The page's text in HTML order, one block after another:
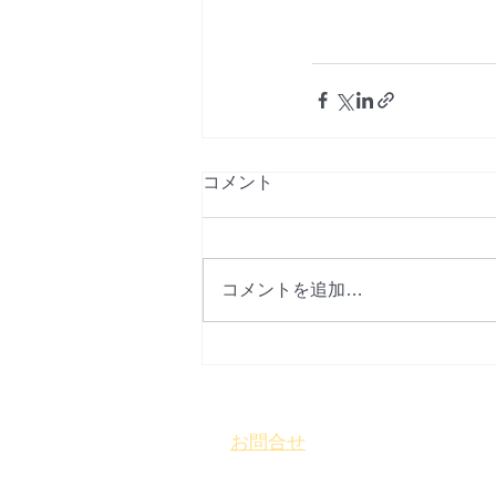
コメント
コメントを追加…
お問合せ